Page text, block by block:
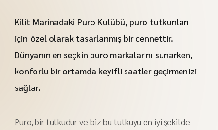
Kilit Marinadaki Puro Kulübü, puro tutkunları
için özel olarak tasarlanmış bir cennettir.
Dünyanın en seçkin puro markalarını sunarken,
konforlu bir ortamda keyifli saatler geçirmenizi
sağlar.
Puro, bir tutkudur ve biz bu tutkuyu en iyi şekilde